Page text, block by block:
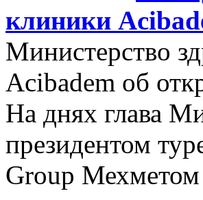
клиники
Министерство
Acibadem об
На днях глава
президентом
Group